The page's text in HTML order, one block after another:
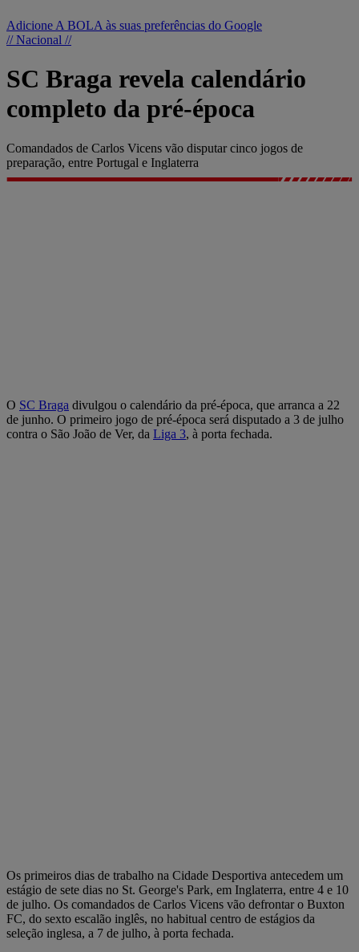
Adicione A BOLA às suas preferências do Google
// Nacional //
SC Braga revela calendário
completo da pré-época
Comandados de Carlos Vicens vão disputar cinco jogos de
preparação, entre Portugal e Inglaterra
O SC Braga divulgou o calendário da pré-época, que arranca a 22
de junho. O primeiro jogo de pré-época será disputado a 3 de julho
contra o São João de Ver, da Liga 3, à porta fechada.
Os primeiros dias de trabalho na Cidade Desportiva antecedem um
estágio de sete dias no St. George's Park, em Inglaterra, entre 4 e 10
de julho. Os comandados de Carlos Vicens vão defrontar o Buxton
FC, do sexto escalão inglês, no habitual centro de estágios da
seleção inglesa, a 7 de julho, à porta fechada.